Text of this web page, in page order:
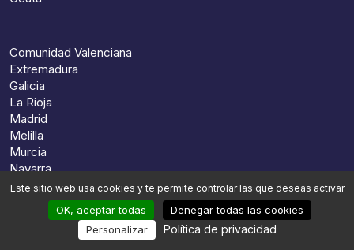
Comunidad Valenciana
Extremadura
Galicia
La Rioja
Madrid
Melilla
Murcia
Navarra
País Vasco
Este sitio web usa cookies y te permite controlar las que deseas activar
OK, aceptar todas
Denegar todas las cookies
Personalizar
Política de privacidad